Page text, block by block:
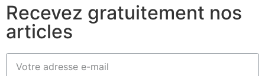
Recevez gratuitement nos
articles